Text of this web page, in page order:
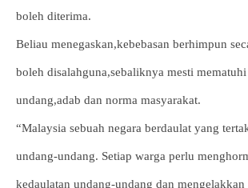
boleh diterima.
Beliau menegaskan,kebebasan berhimpun
boleh disalahguna,sebaliknya mesti
undang,adab dan norma masyarakat.
“Malaysia sebuah negara berdaulat yang
undang-undang. Setiap warga perlu
kedaulatan undang-undang dan mengelakkan